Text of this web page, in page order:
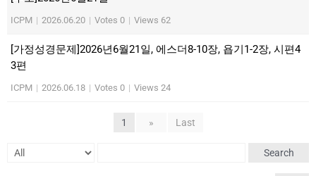
ICPM | 2026.06.20 | Votes 0 | Views 62
[가정성경문제]2026년6월21일, 에스더8-10장, 욥기1-2장, 시편4
3편
ICPM | 2026.06.18 | Votes 0 | Views 24
1 » Last
Search